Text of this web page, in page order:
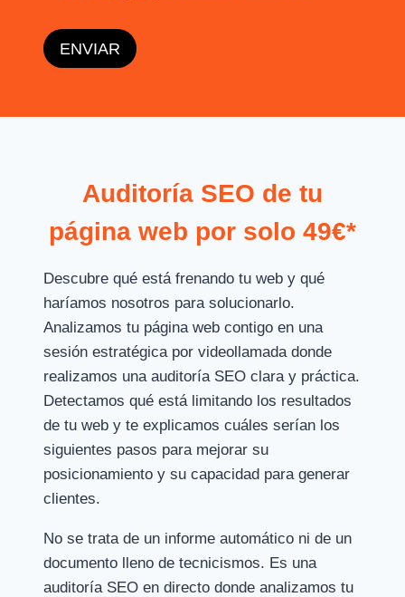
Auditoría SEO de tu
página web por solo 49€*
Descubre qué está frenando tu web y qué
haríamos nosotros para solucionarlo.
Analizamos tu página web contigo en una
sesión estratégica por videollamada donde
realizamos una auditoría SEO clara y práctica.
Detectamos qué está limitando los resultados
de tu web y te explicamos cuáles serían los
siguientes pasos para mejorar su
posicionamiento y su capacidad para generar
clientes.
No se trata de un informe automático ni de un
documento lleno de tecnicismos. Es una
auditoría SEO en directo donde analizamos tu